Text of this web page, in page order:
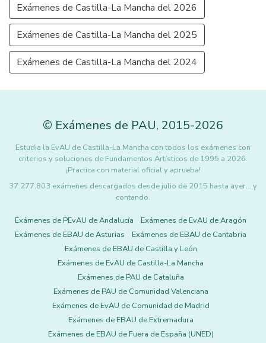
Exámenes de Castilla-La Mancha del 2026
Exámenes de Castilla-La Mancha del 2025
Exámenes de Castilla-La Mancha del 2024
© Exámenes de PAU, 2015-2026
Estudia la EvAU de Castilla-La Mancha con todos los exámenes con
criterios y soluciones de Fundamentos Artísticos de 1995 a 2026.
¡Practica con material oficial y aprueba!
37.277.803 exámenes descargados desde julio de 2015 hasta ayer... y
contando.
Exámenes de PEvAU de Andalucía
Exámenes de EvAU de Aragón
Exámenes de EBAU de Asturias
Exámenes de EBAU de Cantabria
Exámenes de EBAU de Castilla y León
Exámenes de EvAU de Castilla-La Mancha
Exámenes de PAU de Cataluña
Exámenes de PAU de Comunidad Valenciana
Exámenes de EvAU de Comunidad de Madrid
Exámenes de EBAU de Extremadura
Exámenes de EBAU de Fuera de España (UNED)